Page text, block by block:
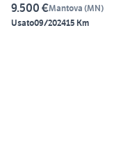
9.500 €Mantova (MN)
Usato09/202415 Km